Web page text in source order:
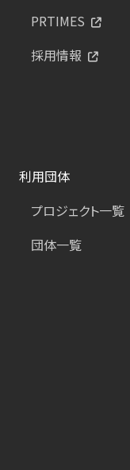
PRTIMES
採用情報
利用団体
プロジェクト一覧
団体一覧